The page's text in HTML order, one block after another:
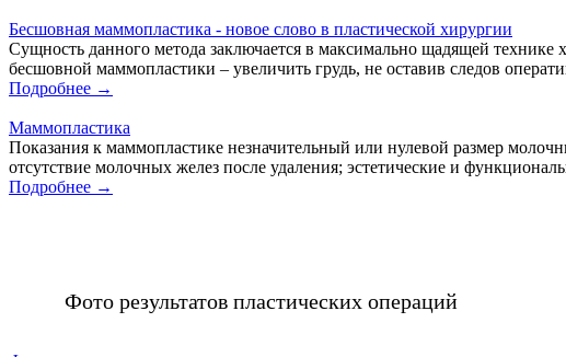
Бесшовная маммопластика - новое слово в пластической хирургии
Сущность данного метода заключается в максимально щадящей
бесшовной маммопластики – увеличить грудь, не оставив следов
Подробнее →
Маммопластика
Показания к маммопластике незначительный или нулевой размер
отсутствие молочных желез после удаления; эстетические и
Подробнее →
Фото результатов пластических операций